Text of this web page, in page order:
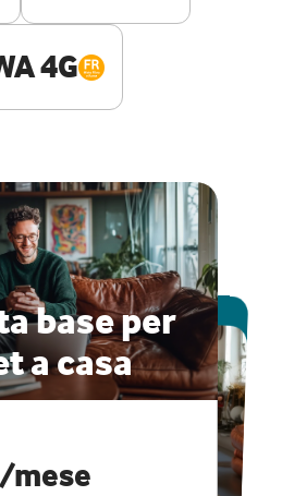
4G
base per
a casa
mese
ONLINE
PRO
veloce e
speciali